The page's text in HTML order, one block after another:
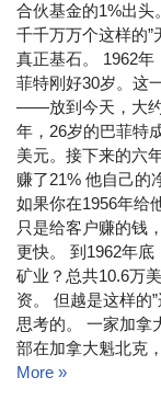
合伙基金的1%出头
千千万万个这样的”
真正基石。 1962年
菲特刚好30岁。这
——放到今天，大约
年，26岁的巴菲特
美元。接下来的六
赚了21% 他自己的
如果你在1956年给
只是给客户赚的钱
更快。 到1962年底
矿业？总共10.6万
资。 但越是这样的
思考的。 一家加拿
部在加拿大魁北克
More »